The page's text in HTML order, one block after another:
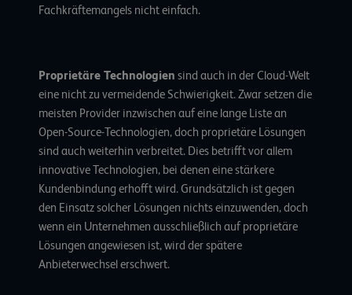
Fachkräftemangels nicht einfach.
Proprietäre Technologien sind auch in der Cloud-Welt
eine nicht zu vermeidende Schwierigkeit. Zwar setzen die
meisten Provider inzwischen auf eine lange Liste an
Open-Source-Technologien, doch proprietäre Lösungen
sind auch weiterhin verbreitet. Dies betrifft vor allem
innovative Technologien, bei denen eine stärkere
Kundenbindung erhofft wird. Grundsätzlich ist gegen
den Einsatz solcher Lösungen nichts einzuwenden, doch
wenn ein Unternehmen ausschließlich auf proprietäre
Lösungen angewiesen ist, wird der spätere
Anbieterwechsel erschwert.